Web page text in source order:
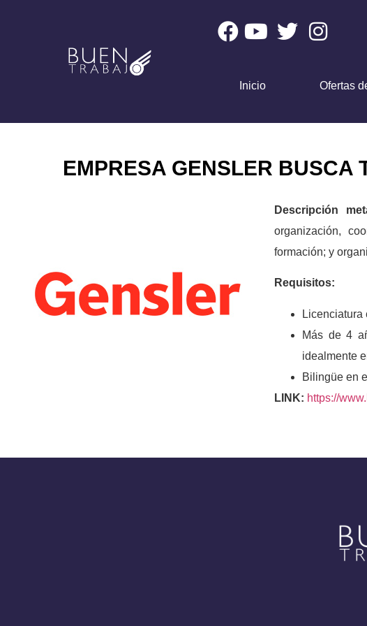
Inicio Ofertas
EMPRESA GENSLER BUSCA
Descripción
organización,
formación; y
Requisitos:
Más de 4
idealmente
Bilingüe en
LINK: https://